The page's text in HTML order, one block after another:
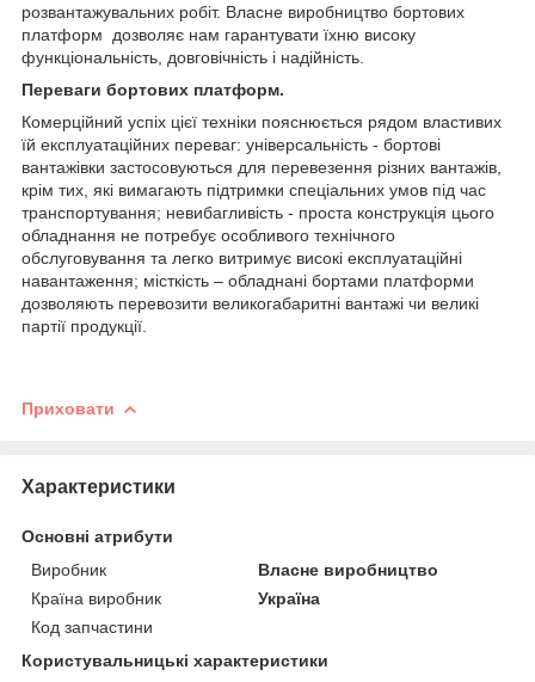
розвантажувальних робіт. Власне виробництво бортових
платформ дозволяє нам гарантувати їхню високу
функціональність, довговічність і надійність.
Переваги бортових платформ.
Комерційний успіх цієї техніки пояснюється рядом властивих
їй експлуатаційних переваг: універсальність - бортові
вантажівки застосовуються для перевезення різних вантажів,
крім тих, які вимагають підтримки спеціальних умов під час
транспортування; невибагливість - проста конструкція цього
обладнання не потребує особливого технічного
обслуговування та легко витримує високі експлуатаційні
навантаження; місткість – обладнані бортами платформи
дозволяють перевозити великогабаритні вантажі чи великі
партії продукції.
Приховати
Характеристики
Основні атрибути
Виробник
Власне виробництво
Країна виробник
Україна
Код запчастини
Користувальницькі характеристики